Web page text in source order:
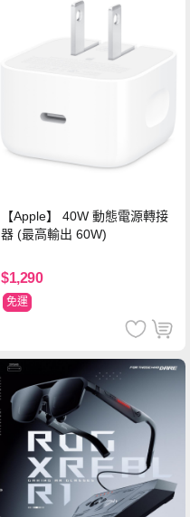
【Apple】 40W 動態電源轉接
器 (最高輸出 60W)
$1,290
免運